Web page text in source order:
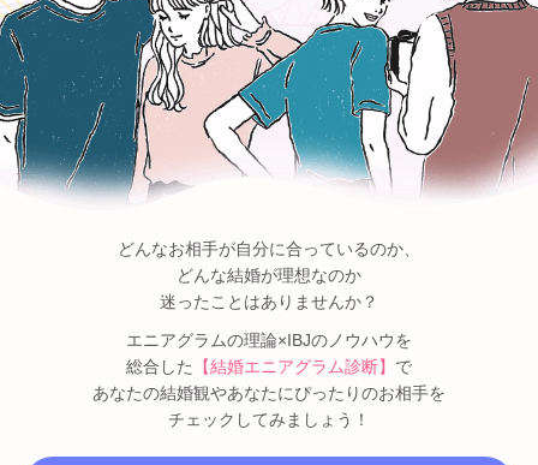
どんなお相手が自分に合っているのか、
どんな結婚が理想なのか
迷ったことはありませんか？
エニアグラムの理論×IBJのノウハウを
総合した
【結婚エニアグラム診断】 で
あなたの結婚観やあなたにぴったりのお相手を
チェックしてみましょう！